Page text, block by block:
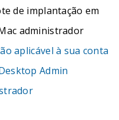
de implantação em
administrador
aplicável à sua conta
Admin